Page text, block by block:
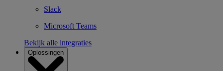
Slack
Microsoft Teams
Bekijk alle integraties
Oplossingen